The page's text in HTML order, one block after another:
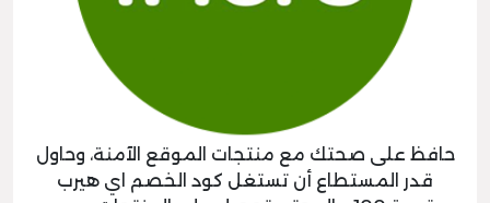
حافظ على صحتك مع منتجات الموقع الآمنة، وحاول
قدر المستطاع أن تستغل كود الخصم اي هيرب